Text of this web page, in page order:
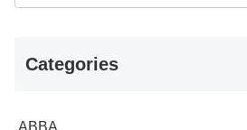
Categories